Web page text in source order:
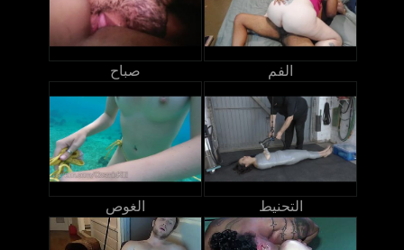
صباح الفم
الغوص التحنيط